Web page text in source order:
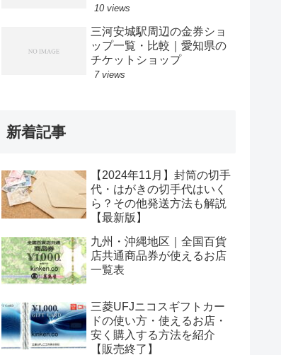
10 views
三河安城駅周辺の金券ショ
ップ一覧・比較｜愛知県の
チケットショップ
7 views
新着記事
【2024年11月】封筒の切手
代・はがきの切手代はいく
ら？その他発送方法も解説
【最新版】
九州・沖縄地区｜全国百貨
店共通商品券が使えるお店
一覧表
三菱UFJニコスギフトカー
ドの使い方・使えるお店・
安く購入する方法を紹介
【販売終了】